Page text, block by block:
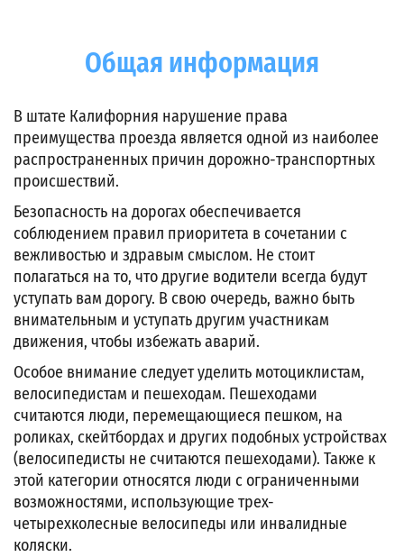
Общая информация
В штате Калифорния нарушение права
преимущества проезда является одной из наиболее
распространенных причин дорожно-транспортных
происшествий.
Безопасность на дорогах обеспечивается
соблюдением правил приоритета в сочетании с
вежливостью и здравым смыслом. Не стоит
полагаться на то, что другие водители всегда будут
уступать вам дорогу. В свою очередь, важно быть
внимательным и уступать другим участникам
движения, чтобы избежать аварий.
Особое внимание следует уделить мотоциклистам,
велосипедистам и пешеходам. Пешеходами
считаются люди, перемещающиеся пешком, на
роликах, скейтбордах и других подобных устройствах
(велосипедисты не считаются пешеходами). Также к
этой категории относятся люди с ограниченными
возможностями, использующие трех-
четырехколесные велосипеды или инвалидные
коляски.